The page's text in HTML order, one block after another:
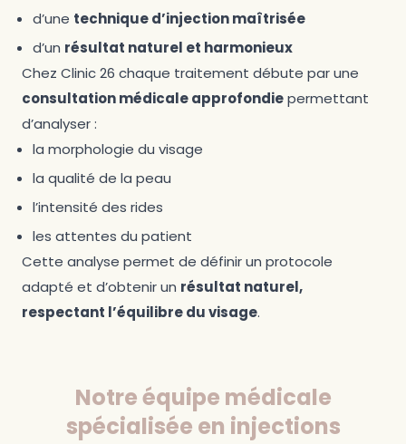
d’une technique d’injection maîtrisée
d’un résultat naturel et harmonieux
Chez Clinic 26 chaque traitement débute par une
consultation médicale approfondiepermettant
d’analyser :
la morphologie du visage
la qualité de la peau
l’intensité des rides
les attentes du patient
Cette analyse permet de définir un protocole
adapté et d’obtenir un résultat naturel,
respectant l’équilibre du visage.
Notre équipe médicale
spécialisée en injections